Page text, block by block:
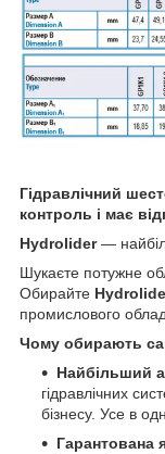
Гідравлічний
контроль і має
Hydrolider—
Шукаєте потужне
Обирайте
промислового
Чому обирають
Найбільший
гідравлічних
бізнесу. Усе в
Гарантована